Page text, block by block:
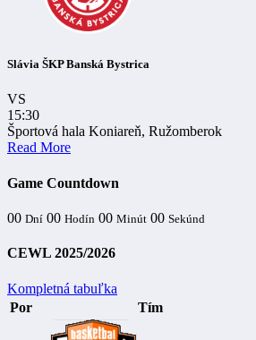
Slávia ŠKP Banská Bystrica
VS
15:30
Športová hala Koniareň, Ružomberok
Read More
Game Countdown
00 Dní 00 Hodín 00 Minút 00 Sekúnd
CEWL 2025/2026
Kompletná tabuľka
Por
Tím